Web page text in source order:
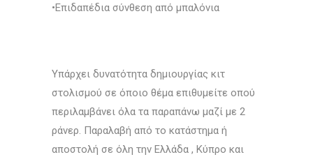
•Επιδαπέδια σύνθεση από μπαλόνια
Υπάρχει δυνατότητα δημιουργίας κιτ
στολισμού σε όποιο θέμα επιθυμείτε οπού
περιλαμβάνει όλα τα παραπάνω μαζί με 2
ράνερ. Παραλαβή από το κατάστημα ή
αποστολή σε όλη την Ελλάδα , Κύπρο και